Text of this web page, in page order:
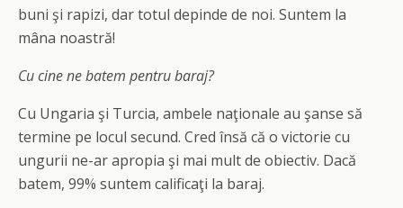
buni şi rapizi, dar totul depinde de noi. Suntem la
mâna noastră!
Cu cine ne batem pentru baraj?
Cu Ungaria şi Turcia, ambele naţionale au şanse să
termine pe locul secund. Cred însă că o victorie cu
ungurii ne-ar apropia şi mai mult de obiectiv. Dacă
batem, 99% suntem calificaţi la baraj.